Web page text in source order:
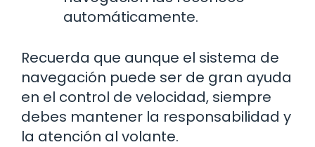
automáticamente.
Recuerda que aunque el sistema de
navegación puede ser de gran ayuda
en el control de velocidad, siempre
debes mantener la responsabilidad y
la atención al volante.